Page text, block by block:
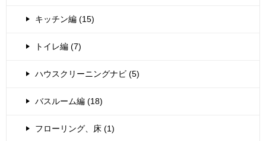
キッチン編 (15)
トイレ編 (7)
ハウスクリーニングナビ (5)
バスルーム編 (18)
フローリング、床 (1)